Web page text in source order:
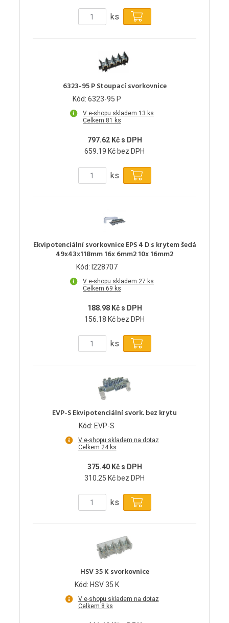
ks
6323-95 P Stoupací svorkovnice
Kód: 6323-95 P
V e-shopu skladem 13 ks
Celkem 81 ks
797.62 Kč s DPH
659.19 Kč bez DPH
ks
Ekvipotenciální svorkovnice EPS 4 D s krytem šedá
49x43x118mm 16x 6mm2 10x 16mm2
Kód: I228707
V e-shopu skladem 27 ks
Celkem 69 ks
188.98 Kč s DPH
156.18 Kč bez DPH
ks
EVP-S Ekvipotenciální svork. bez krytu
Kód: EVP-S
V e-shopu skladem na dotaz
Celkem 24 ks
375.40 Kč s DPH
310.25 Kč bez DPH
ks
HSV 35 K svorkovnice
Kód: HSV 35 K
V e-shopu skladem na dotaz
Celkem 8 ks